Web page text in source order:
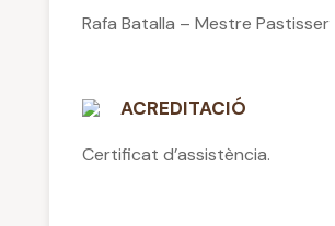
Rafa Batalla – Mestre Pastisser
ACREDITACIÓ
Certificat d’assistència.